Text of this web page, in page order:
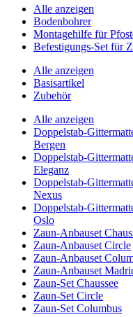
Alle anzeigen
Bodenbohrer
Montagehilfe für
Befestigungs-Set für
Alle anzeigen
Basisartikel
Zubehör
Alle anzeigen
Doppelstab-
Bergen
Doppelstab-
Eleganz
Doppelstab-
Nexus
Doppelstab-
Oslo
Zaun-Anbauset
Zaun-Anbauset Circle
Zaun-Anbauset
Zaun-Anbauset
Zaun-Set Chaussee
Zaun-Set Circle
Zaun-Set Columbus